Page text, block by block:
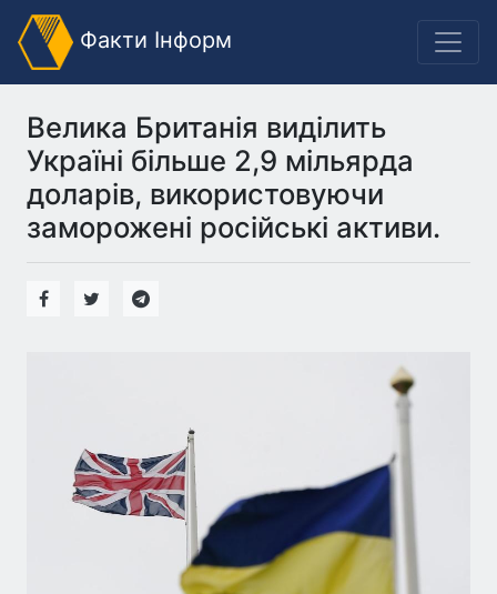
Факти Інформ
Велика Британія виділить
Україні більше 2,9 мільярда
доларів, використовуючи
заморожені російські активи.